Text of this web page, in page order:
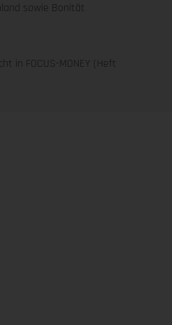
sowie Bonität
in FOCUS-MONEY (Heft